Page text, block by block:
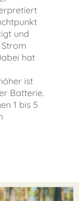
und
hat
ist
Batterie.
1 bis 5